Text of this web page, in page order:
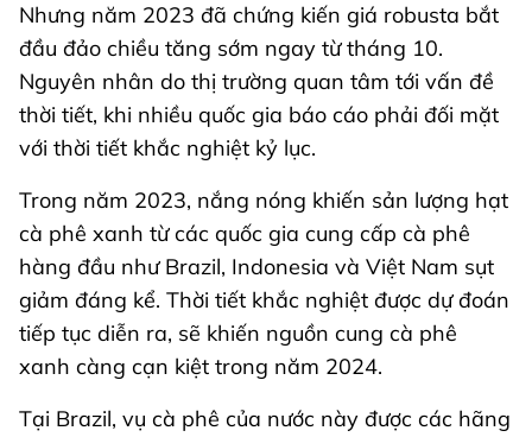
Nhưng năm 2023 đã chứng kiến giá robusta bắt
đầu đảo chiều tăng sớm ngay từ tháng 10.
Nguyên nhân do thị trường quan tâm tới vấn đề
thời tiết, khi nhiều quốc gia báo cáo phải đối mặt
với thời tiết khắc nghiệt kỷ lục.
Trong năm 2023, nắng nóng khiến sản lượng hạt
cà phê xanh từ các quốc gia cung cấp cà phê
hàng đầu như Brazil, Indonesia và Việt Nam sụt
giảm đáng kể. Thời tiết khắc nghiệt được dự đoán
tiếp tục diễn ra, sẽ khiến nguồn cung cà phê
xanh càng cạn kiệt trong năm 2024.
Tại Brazil, vụ cà phê của nước này được các hãng